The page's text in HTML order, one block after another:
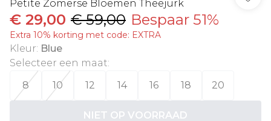
Petite Zomerse Bloemen Theejurk
€ 29,00 € 59,00 Bespaar 51%
Extra 10% korting met code: EXTRA
Kleur: Blue
Selecteer een maat:
8
10 12 14 16 18 20
NIET OP VOORRAAD